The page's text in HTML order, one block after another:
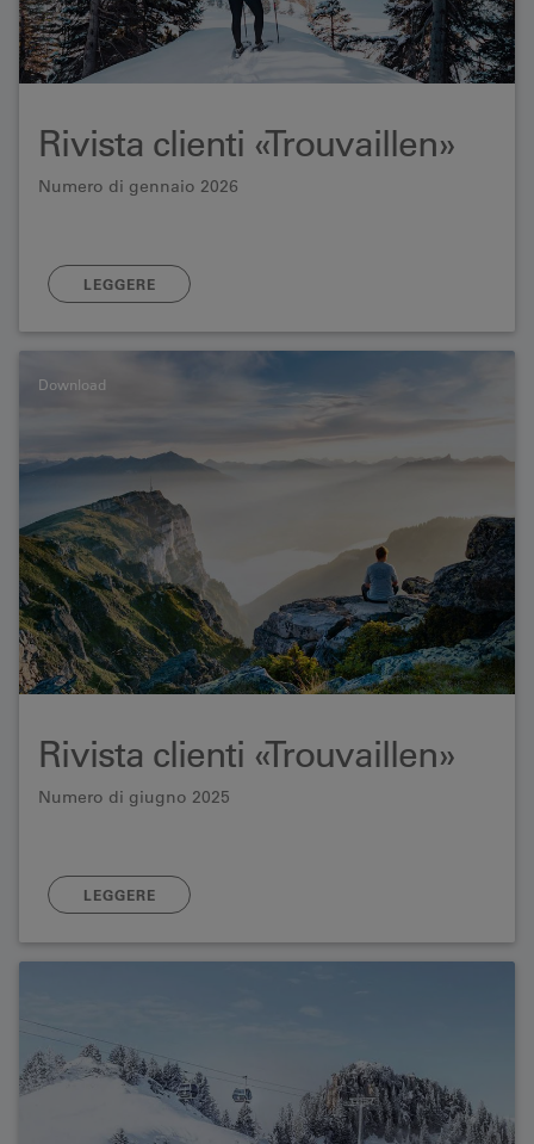
Rivista clienti «Trouvaillen»
Numero di gennaio 2026
LEGGERE
Download
Rivista clienti «Trouvaillen»
Numero di giugno 2025
LEGGERE